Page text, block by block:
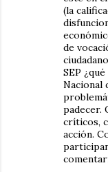
(la
de
SEP
Nacional
padecer.
críticos,
acción.